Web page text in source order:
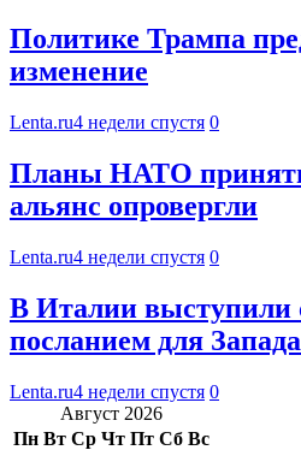
Политике Трампа
изменение
Lenta.ru4 недели спустя 0
Планы НАТО
альянс опровергли
Lenta.ru4 недели спустя 0
В Италии выступили
посланием для
Lenta.ru4 недели спустя 0
Август 2026
Пн Вт Ср Чт Пт Сб Вс